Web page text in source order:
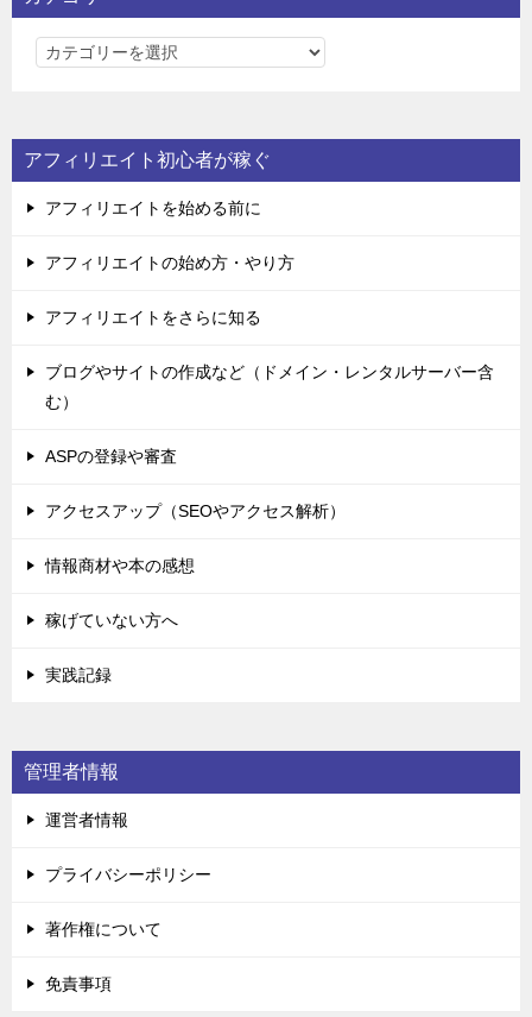
カ
リ
ー
アフィリエイト初心者が稼ぐ
アフィリエイトを始める前に
アフィリエイトの始め方・やり方
アフィリエイトをさらに知る
ブログやサイトの作成など（ドメイン・レンタルサーバー含
む）
ASPの登録や審査
アクセスアップ（SEOやアクセス解析）
情報商材や本の感想
稼げていない方へ
実践記録
管理者情報
運営者情報
プライバシーポリシー
著作権について
免責事項